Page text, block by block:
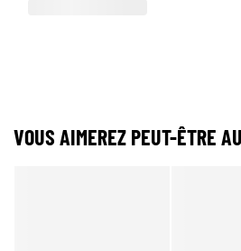
VOUS AIMEREZ PEUT-ÊTRE